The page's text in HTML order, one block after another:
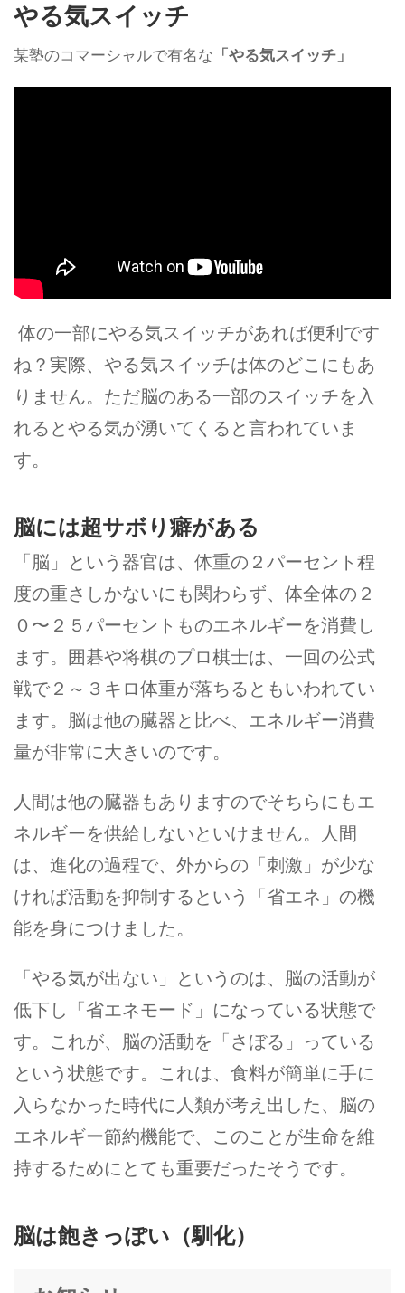
やる気スイッチ
某塾のコマーシャルで有名な 「やる気スイッチ」
体の一部にやる気スイッチがあれば便利です
ね？実際、やる気スイッチは体のどこにもあ
りません。ただ脳のある一部のスイッチを入
れるとやる気が湧いてくると言われていま
す。
脳には超サボり癖がある
「脳」という器官は、体重の２パーセント程
度の重さしかないにも関わらず、体全体の２
０〜２５パーセントものエネルギーを消費し
ます。囲碁や将棋のプロ棋士は、一回の公式
戦で２～３キロ体重が落ちるともいわれてい
ます。脳は他の臓器と比べ、エネルギー消費
量が非常に大きいのです。
人間は他の臓器もありますのでそちらにもエ
ネルギーを供給しないといけません。人間
は、進化の過程で、外からの「刺激」が少な
ければ活動を抑制するという「省エネ」の機
能を身につけました。
「やる気が出ない」というのは、脳の活動が
低下し「省エネモード」になっている状態で
す。これが、脳の活動を「さぼる」っている
という状態です。これは、食料が簡単に手に
入らなかった時代に人類が考え出した、脳の
エネルギー節約機能で、このことが生命を維
持するためにとても重要だったそうです。
脳は飽きっぽい（馴化）